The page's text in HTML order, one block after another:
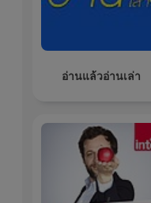
อ่านแล้วอ่านเล่า